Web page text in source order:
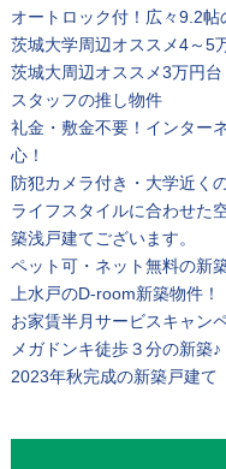
オートロック付！広々9.2帖
茨城大学周辺オススメ4～5
茨城大周辺オススメ3万円台
スタッフの推し物件
礼金・敷金不要！インター
心！
防犯カメラ付き・大学近く
ライフスタイルに合わせた
築浅戸建てございます。
ペット可・ネット無料の新
上水戸のD-room新築物件！
お家賃半月サービスキャン
メガドンキ徒歩３分の新築♪
2023年秋完成の新築戸建て